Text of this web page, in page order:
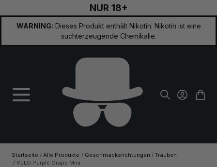
NUR 18+
WARNING: Dieses Produkt enthält Nikotin. Nikotin ist eine
suchterzeugende Chemikalie.
Startseite / Alle Produkte / Geschmacksrichtungen / Trauben
/ VELO Purple Grape Mini